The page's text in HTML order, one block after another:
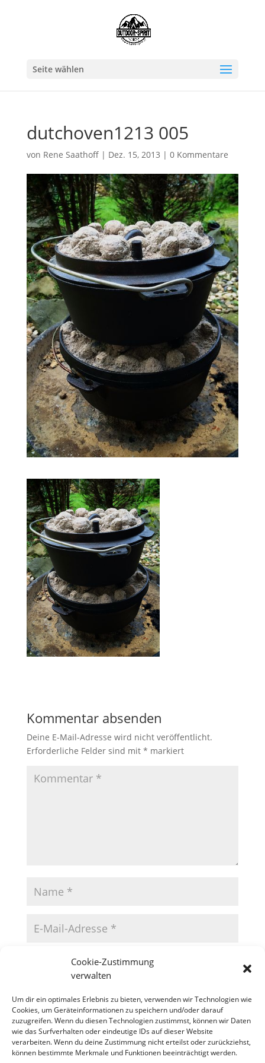
Cookie-Zustimmung
verwalten
Um dir ein optimales Erlebnis zu bieten, verwenden wir Technologien wie
Cookies, um Geräteinformationen zu speichern und/oder darauf
zuzugreifen. Wenn du diesen Technologien zustimmst, können wir Daten
wie das Surfverhalten oder eindeutige IDs auf dieser Website
verarbeiten. Wenn du deine Zustimmung nicht erteilst oder zurückziehst,
können bestimmte Merkmale und Funktionen beeinträchtigt werden.
Seite wählen
dutchoven1213 005
von Rene Saathoff| Dez. 15, 2013 | 0 Kommentare
Kommentar absenden
Deine E-Mail-Adresse wird nicht veröffentlicht.
Erforderliche Felder sind mit * markiert